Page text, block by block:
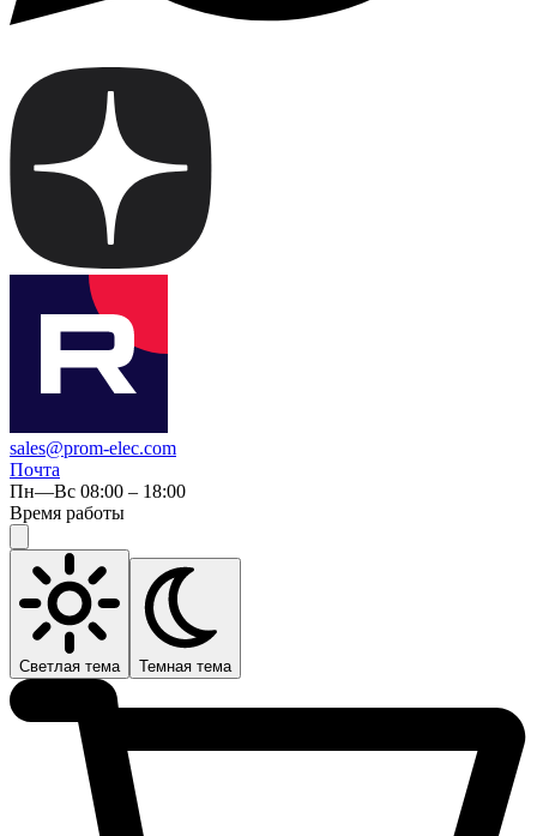
sales@prom-elec.com
Почта
Пн—Вс 08:00 – 18:00
Время работы
Светлая тема Темная тема